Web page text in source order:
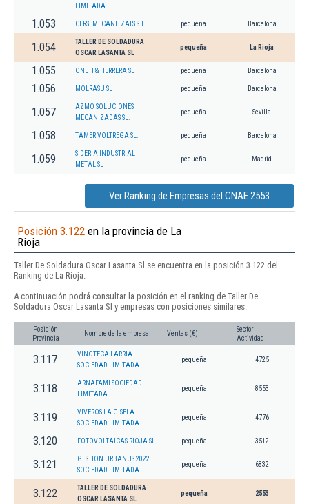
LIMITADA.
1.053 CERSI MECANITZATS S.L. pequeña Barcelona
1.054
TALLER DE SOLDADURA
OSCAR LASANTA SL
pequeña La Rioja
1.055 ONETI & HERRERA SL pequeña Barcelona
1.056 MOLRASU SL pequeña Barcelona
1.057
AZMO SOLUCIONES
MECANIZADAS SL.
pequeña Sevilla
1.058 TAMER VOLTREGA SL. pequeña Barcelona
1.059
SIDERIA INDUSTRIAL
METAL SL
pequeña Madrid
Ver Ranking de Empresas del CNAE 2553
Posición 3.122 en la provincia de La
Rioja
Taller De Soldadura Oscar Lasanta Sl se encuentra en la posición 3.122 del
Ranking de La Rioja.
A continuación podrá consultar la posición en el ranking de Taller De
Soldadura Oscar Lasanta Sl y empresas con posiciones similares:
Posición
Provincia
Nombre de la empresa Ventas (€)
Sector
Actividad
3.117
VINOTECA LARRIA
SOCIEDAD LIMITADA.
pequeña 4725
3.118
ARNAFAMI SOCIEDAD
LIMITADA.
pequeña 8553
3.119
VIVEROS LA GISELA
SOCIEDAD LIMITADA.
pequeña 4776
3.120 FOTOVOLTAICAS RIOJA SL. pequeña 3512
3.121
GESTION URBANUS 2022
SOCIEDAD LIMITADA.
pequeña 6832
3.122
TALLER DE SOLDADURA
OSCAR LASANTA SL
pequeña 2553